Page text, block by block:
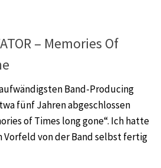
– Memories Of
Band-Producing
fünf Jahren abgeschlossen
of Times long gone“. Ich hatte
Vorfeld von der Band selbst fertig